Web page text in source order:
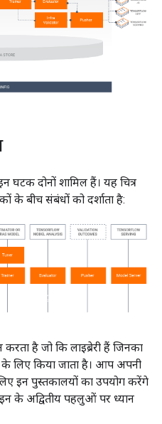
घटक दोनों शामिल हैं। यह चित्र
के बीच संबंधों को दर्शाता है:
है जो कि लाइब्रेरी हैं जिनका
के लिए किया जाता है। आप अपनी
इन पुस्तकालयों का उपयोग करेंगे
के अद्वितीय पहलुओं पर ध्यान